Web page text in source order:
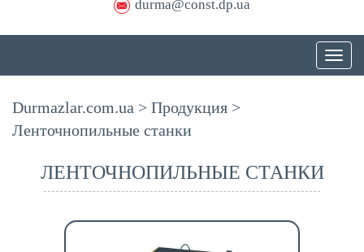
durma@const.dp.ua
Toggle
Durmazlar.com.ua > Продукция >
Ленточнопильные станки
ЛЕНТОЧНОПИЛЬНЫЕ СТАНКИ